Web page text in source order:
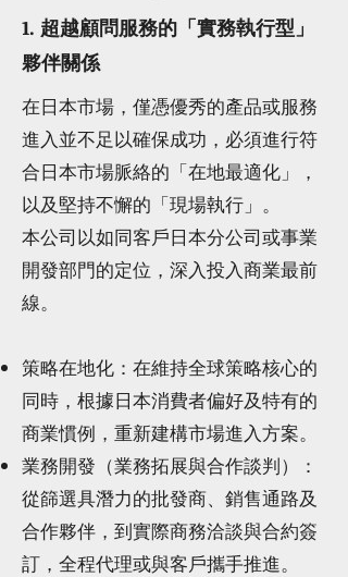
1. 超越顧問服務的「實務執行型」
夥伴關係
在日本市場，僅憑優秀的產品或服務
進入並不足以確保成功，必須進行符
合日本市場脈絡的「在地最適化」，
以及堅持不懈的「現場執行」。
本公司以如同客戶日本分公司或事業
開發部門的定位，深入投入商業最前
線。
策略在地化：在維持全球策略核心的
同時，根據日本消費者偏好及特有的
商業慣例，重新建構市場進入方案。
業務開發（業務拓展與合作談判）：
從篩選具潛力的批發商、銷售通路及
合作夥伴，到實際商務洽談與合約簽
訂，全程代理或與客戶攜手推進。